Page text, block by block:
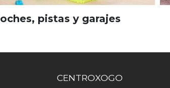
pistas y garajes
CENTROXOGO